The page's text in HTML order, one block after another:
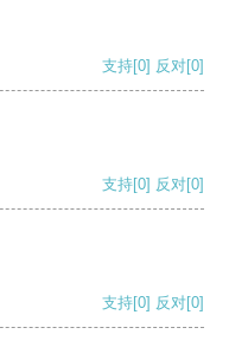
支持[0] 反对[0]
支持[0] 反对[0]
支持[0] 反对[0]